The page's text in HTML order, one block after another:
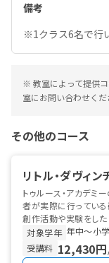
備考
※1クラス6名で行
※ 教室によって提供
室にお問い合わせくだ
その他のコース
リトル・ダヴィ
トゥルース・アカデミ
者が実際に行ってい
創作活動や実験をした
対象学年 年中〜小
受講料 12,430円